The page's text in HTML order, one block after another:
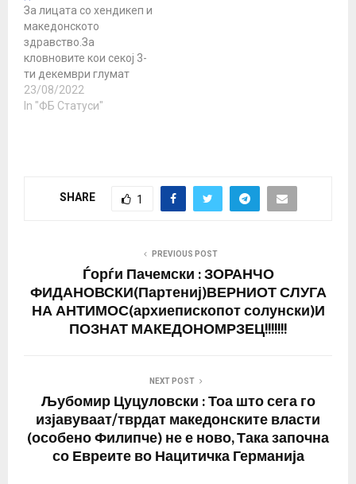
За лицата со хендикеп и
македонското
здравство.За
кловновите кои секој 3-
ти декември глумат
загриженост за лицата
со хендикеп ветувајќи
Центар да завршам
неискачено во зенитот…
23/08/2022
In "ФБ Статуси"
SHARE 1
PREVIOUS POST
Ѓорѓи Пачемски : ЗОРАНЧО
ФИДАНОВСКИ(Партениј)ВЕРНИОТ СЛУГА
НА АНТИМОС(архиепископот солунски)И
ПОЗНАТ МАКЕДОНОМРЗЕЦ!!!!!!!
NEXT POST
Љубомир Цуцуловски : Тоа што сега го
изјавуваат/тврдат македонските власти
(особено Филипче) не е ново, Така започна
со Евреите во Нацитичка Германија